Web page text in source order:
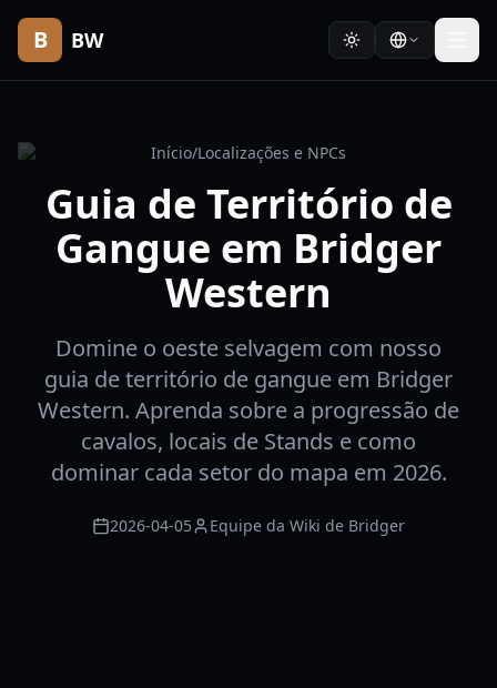
B BW
Início/Localizações e NPCs
Guia de Território de
Gangue em Bridger
Western
Domine o oeste selvagem com nosso
guia de território de gangue em Bridger
Western. Aprenda sobre a progressão de
cavalos, locais de Stands e como
dominar cada setor do mapa em 2026.
2026-04-05 Equipe da Wiki de Bridger